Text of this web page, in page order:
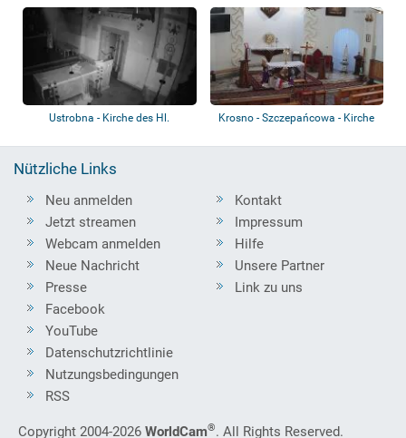
Heilige...
Lieben Frau...
Ustrobna - Kirche des Hl.
Krosno - Szczepańcowa - Kirche
Nützliche Links
Neu anmelden
Jetzt streamen
Webcam anmelden
Neue Nachricht
Presse
Kontakt
Impressum
Hilfe
Unsere Partner
Link zu uns
Facebook
YouTube
Datenschutzrichtlinie
Nutzungsbedingungen
RSS
Copyright 2004-2026 WorldCam®. All Rights Reserved.